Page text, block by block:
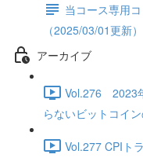
当コース専用
（2025/03/01更新）
アーカイブ
Vol.276 2023
らないビットコイ
Vol.277 CPIト